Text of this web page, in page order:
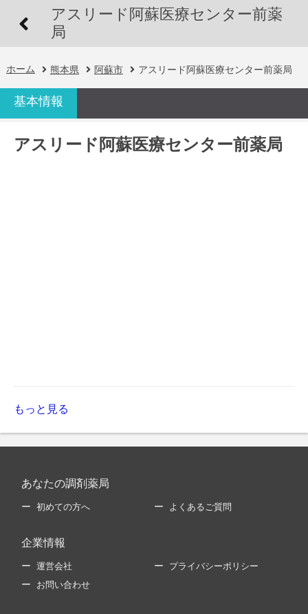
アスリード阿蘇医療センター前薬
局
ホーム 熊本県 阿蘇市 アスリード阿蘇医療センター前薬局
基本情報
アスリード阿蘇医療センター前薬局
もっと見る
あなたの調剤薬局
初めての方へ よくあるご質問
企業情報
運営会社 プライバシーポリシー
お問い合わせ